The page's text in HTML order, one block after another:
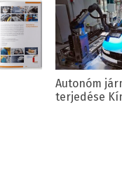
Autonóm
terjedése